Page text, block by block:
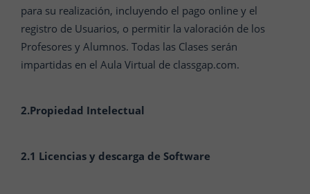
para su realización, incluyendo el pago online y el
registro de Usuarios, o permitir la valoración de los
Profesores y Alumnos. Todas las Clases serán
impartidas en el Aula Virtual de classgap.com.
2.Propiedad Intelectual
2.1 Licencias y descarga de Software